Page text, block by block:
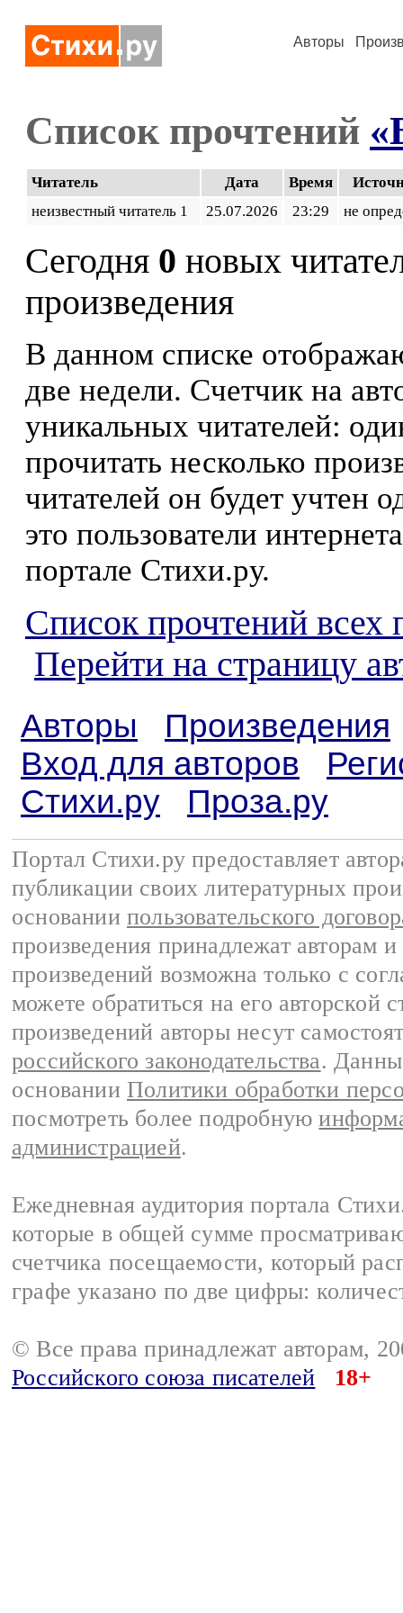
Авторы
Список прочтений
Читатель Дата Время
неизвестный читатель 1
25.07.2026 23:29 не
Сегодня 0 новых
произведения
В данном списке
две недели. Счетчик на
уникальных читателей:
прочитать несколько
читателей он будет учтен
это пользователи
портале Стихи.ру.
Список прочтений всех
Перейти на страницу
Авторы
Произведения
Вход для авторов
Стихи.ру
Проза.ру
Портал Стихи.ру предоставляет
публикации своих литературных
основании пользовательского
произведения принадлежат авторам
произведений возможна только с
можете обратиться на его авторской
произведений авторы несут
российского законодательства.
основании Политики обработки
посмотреть более подробную
администрацией.
Ежедневная аудитория портала
которые в общей сумме
счетчика посещаемости, который
графе указано по две цифры:
© Все права принадлежат авторам,
Российского союза писателей
18+